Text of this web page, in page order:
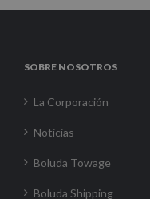
SOBRE NOSOTROS
La Corporación
Noticias
Boluda Towage
Boluda Shipping